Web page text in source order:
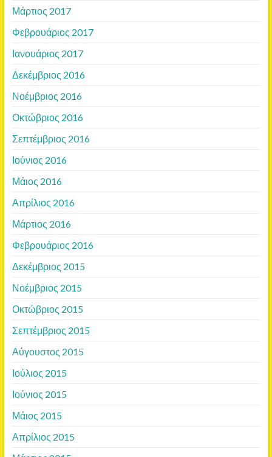
Μάρτιος 2017
Φεβρουάριος 2017
Ιανουάριος 2017
Δεκέμβριος 2016
Νοέμβριος 2016
Οκτώβριος 2016
Σεπτέμβριος 2016
Ιούνιος 2016
Μάιος 2016
Απρίλιος 2016
Μάρτιος 2016
Φεβρουάριος 2016
Δεκέμβριος 2015
Νοέμβριος 2015
Οκτώβριος 2015
Σεπτέμβριος 2015
Αύγουστος 2015
Ιούλιος 2015
Ιούνιος 2015
Μάιος 2015
Απρίλιος 2015